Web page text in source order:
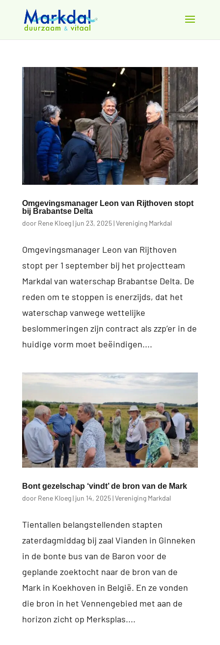
Omgevingsmanager Leon van Rijthoven stopt
bij Brabantse Delta
door Rene Kloeg| jun 23, 2025|Vereniging Markdal
Omgevingsmanager Leon van Rijthoven
stopt per 1 september bij het projectteam
Markdal van waterschap Brabantse Delta. De
reden om te stoppen is enerzijds, dat het
waterschap vanwege wettelijke
beslommeringen zijn contract als zzp’er in de
huidige vorm moet beëindigen....
Bont gezelschap ‘vindt’ de bron van de Mark
door Rene Kloeg| jun 14, 2025|Vereniging Markdal
Tientallen belangstellenden stapten
zaterdagmiddag bij zaal Vianden in Ginneken
in de bonte bus van de Baron voor de
geplande zoektocht naar de bron van de
Mark in Koekhoven in België. En ze vonden
die bron in het Vennengebied met aan de
horizon zicht op Merksplas....